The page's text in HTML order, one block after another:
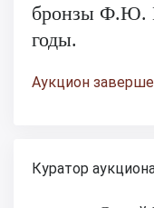
бронзы Ф.Ю.
годы.
Аукцион
Куратор